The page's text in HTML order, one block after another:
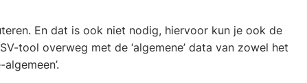
En dat is ook niet nodig, hiervoor kun je ook de
tool overweg met de ‘algemene’ data van zowel het